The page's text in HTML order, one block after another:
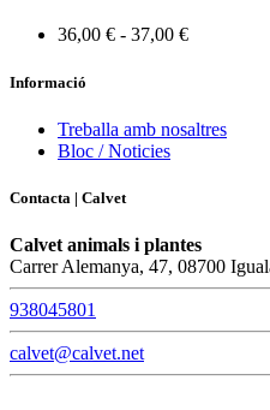
36,00 € - 37,00 €
Informació
Treballa amb nosaltres
Bloc / Noticies
Contacta | Calvet
Calvet animals i plantes
Carrer Alemanya, 47, 08700
938045801
calvet@calvet.net